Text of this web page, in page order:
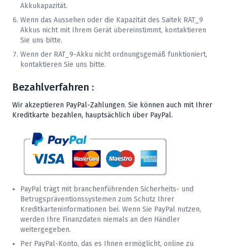
Akkukapazität.
Wenn das Aussehen oder die Kapazität des Saitek RAT_9
Akkus nicht mit Ihrem Gerät übereinstimmt, kontaktieren
Sie uns bitte.
Wenn der RAT_9-Akku nicht ordnungsgemäß funktioniert,
kontaktieren Sie uns bitte.
Bezahlverfahren :
Wir akzeptieren PayPal-Zahlungen. Sie können auch mit Ihrer
Kreditkarte bezahlen, hauptsächlich über PayPal.
PayPal trägt mit branchenführenden Sicherheits- und
Betrugspräventionssystemen zum Schutz Ihrer
Kreditkarteninformationen bei. Wenn Sie PayPal nutzen,
werden Ihre Finanzdaten niemals an den Händler
weitergegeben.
Per PayPal-Konto, das es Ihnen ermöglicht, online zu